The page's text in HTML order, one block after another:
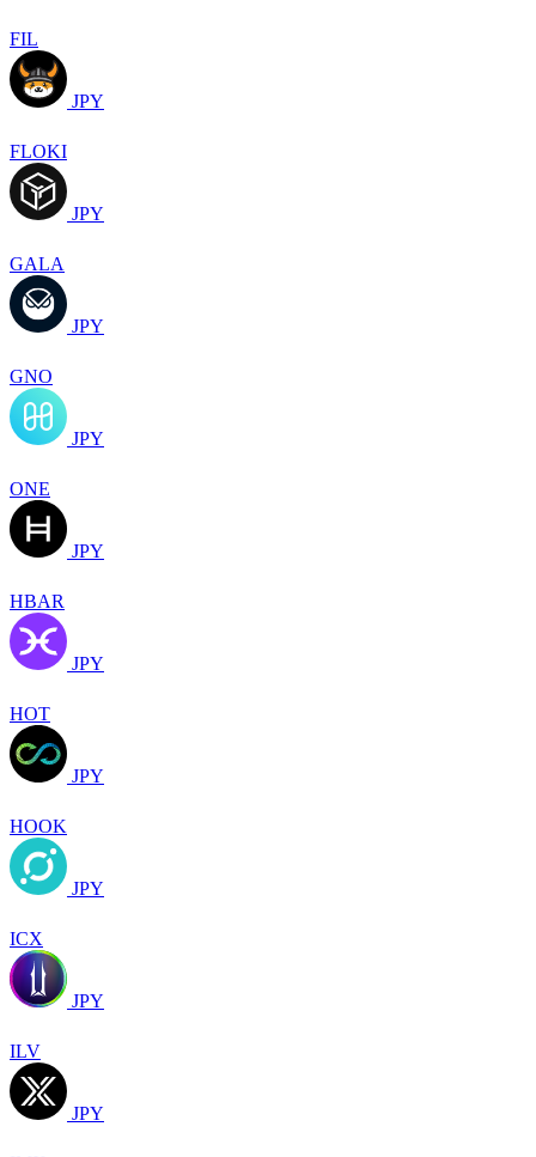
FIL
JPY
FLOKI
JPY
GALA
JPY
GNO
JPY
ONE
JPY
HBAR
JPY
HOT
JPY
HOOK
JPY
ICX
JPY
ILV
JPY